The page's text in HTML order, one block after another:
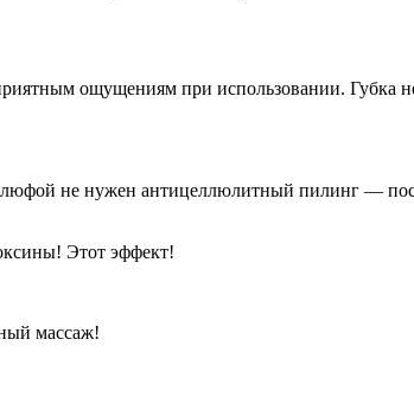
ощущениям при использовании. Губка
не нужен антицеллюлитный пилинг —
Этот эффект!
массаж!